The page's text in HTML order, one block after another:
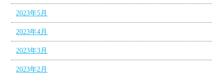
2023年5月
2023年4月
2023年3月
2023年2月